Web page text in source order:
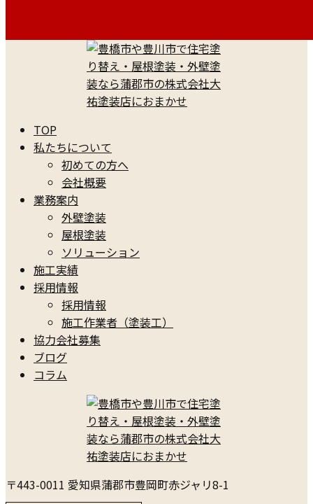
TOP
私たちについて
初めての方へ
会社概要
業務案内
外壁塗装
屋根塗装
ソリューション
施工実績
採用情報
採用情報
施工作業者（塗装工）
協力会社募集
ブログ
コラム
〒443-0011 愛知県蒲郡市豊岡町赤ジャリ8-1